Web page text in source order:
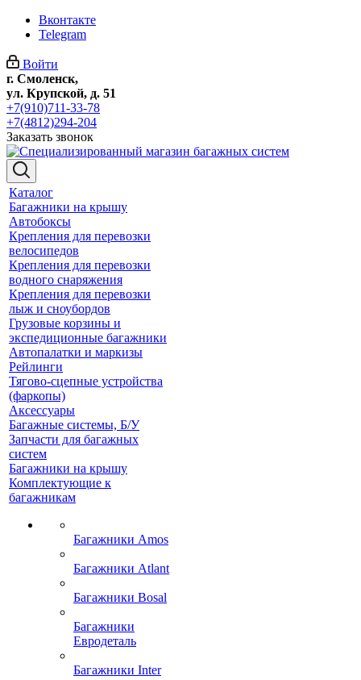
Вконтакте
Telegram
Войти
г. Смоленск,
ул. Крупской, д. 51
+7(910)711-33-78
+7(4812)294-204
Заказать звонок
Каталог
Багажники на крышу
Автобоксы
Крепления для перевозки
велосипедов
Крепления для перевозки
водного снаряжения
Крепления для перевозки
лыж и сноубордов
Грузовые корзины и
экспедиционные багажники
Автопалатки и маркизы
Рейлинги
Тягово-сцепные устройства
(фаркопы)
Аксессуары
Багажные системы, Б/У
Запчасти для багажных
систем
Багажники на крышу
Комплектующие к
багажникам
Багажники Amos
Багажники Atlant
Багажники Bosal
Багажники
Евродеталь
Багажники Inter